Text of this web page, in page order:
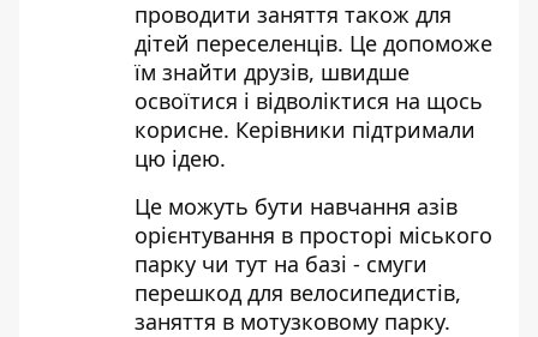
проводити заняття також для
дітей переселенців. Це допоможе
їм знайти друзів, швидше
освоїтися і відволіктися на щось
корисне. Керівники підтримали
цю ідею.
Це можуть бути навчання азів
орієнтування в просторі міського
парку чи тут на базі - смуги
перешкод для велосипедистів,
заняття в мотузковому парку.